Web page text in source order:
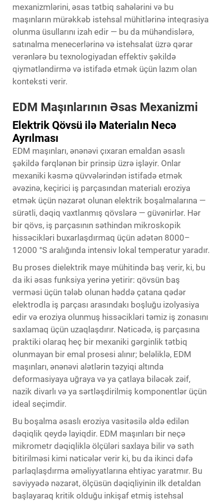
mexanizmlərini, əsas tətbiq sahələrini və bu
maşınların mürəkkəb istehsal mühitlərinə inteqrasiya
olunma üsullarını izah edir — bu da mühəndislərə,
satınalma menecerlərinə və istehsalat üzrə qərar
verənlərə bu texnologiyadan effektiv şəkildə
qiymətləndirmə və istifadə etmək üçün lazım olan
konteksti verir.
EDM Maşınlarının Əsas Mexanizmi
Elektrik Qövsü ilə Materialın Necə
Ayrılması
EDM maşınları, ənənəvi çıxaran emaldan əsaslı
şəkildə fərqlənən bir prinsip üzrə işləyir. Onlar
mexaniki kəsmə qüvvələrindən istifadə etmək
əvəzinə, keçirici iş parçasından materialı eroziya
etmək üçün nəzarət olunan elektrik boşalmalarına —
sürətli, dəqiq vaxtlanmış qövslərə — güvənirlər. Hər
bir qövs, iş parçasının səthindən mikroskopik
hissəcikləri buxarlaşdırmaq üçün adətən 8000–
12000 °S aralığında intensiv lokal temperatur yaradır.
Bu proses dielektrik maye mühitində baş verir, ki, bu
da iki əsas funksiya yerinə yetirir: qövsün baş
verməsi üçün tələb olunan həddə çatana qədər
elektrodla iş parçası arasındakı boşluğu izolyasiya
edir və eroziya olunmuş hissəcikləri təmiz iş zonasını
saxlamaq üçün uzaqlaşdırır. Nəticədə, iş parçasına
praktiki olaraq heç bir mexaniki gərginlik tətbiq
olunmayan bir emal prosesi alınır; beləliklə, EDM
maşınları, ənənəvi alətlərin təzyiqi altında
deformasiyaya uğraya və ya çatlaya biləcək zəif,
nazik divarlı və ya sərtləşdirilmiş komponentlər üçün
ideal seçimdir.
Bu boşalma əsaslı eroziya vasitəsilə əldə edilən
dəqiqlik qeydə layiqdir. EDM maşınları bir neçə
mikrometr dəqiqliklə ölçüləri saxlaya bilir və səth
bitirilməsi kimi nəticələr verir ki, bu da ikinci dəfə
parlaqlaşdırma əməliyyatlarına ehtiyac yaratmır. Bu
səviyyədə nəzarət, ölçüsün dəqiqliyinin ilk detaldan
başlayaraq kritik olduğu inkişaf etmiş istehsal